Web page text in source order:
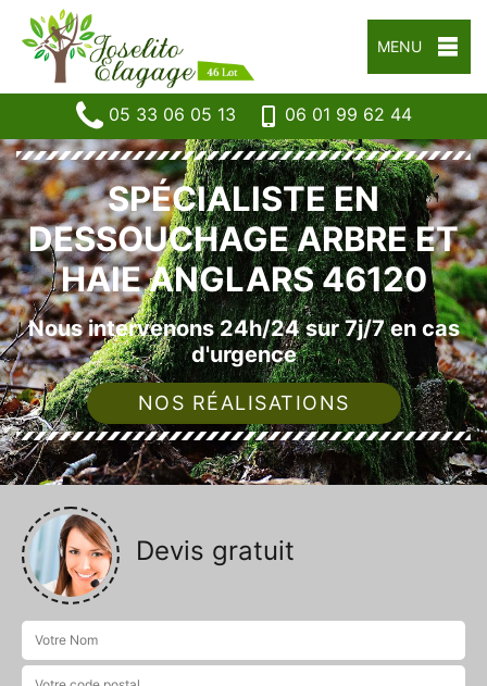
MENU
05 33 06 05 13 06 01 99 62 44
SPÉCIALISTE EN
DESSOUCHAGE ARBRE ET
HAIE ANGLARS 46120
Nous intervenons 24h/24 sur 7j/7 en cas
d'urgence
NOS RÉALISATIONS
Devis gratuit